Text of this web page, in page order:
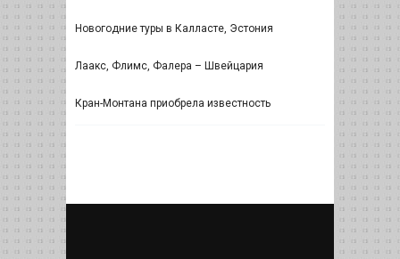
Новогодние туры в Калласте, Эстония
Лаакс, Флимс, Фалера – Швейцария
Кран-Монтана приобрела известность